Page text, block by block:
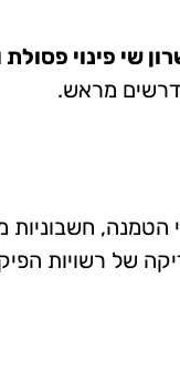
שי פינוי
מראש.
הטמנה,
של רשויות